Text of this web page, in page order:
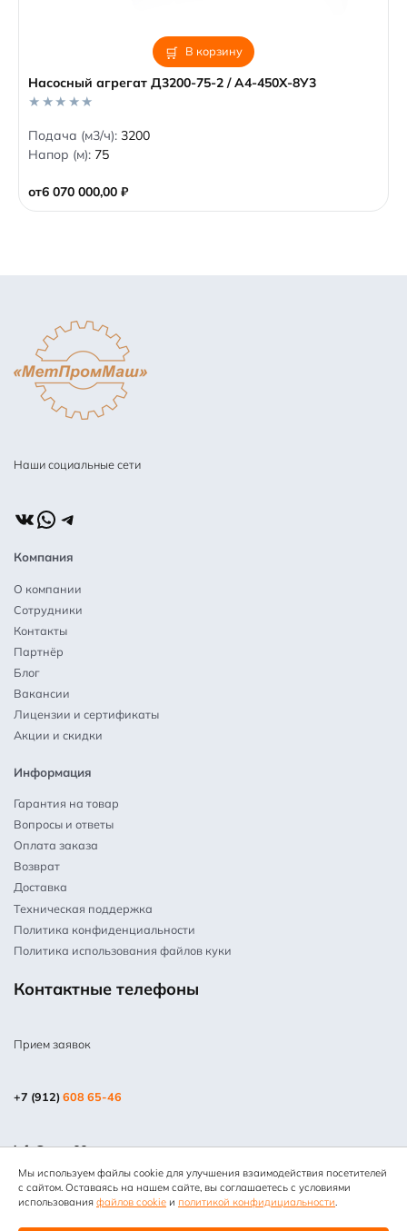
В корзину
Насосный агрегат Д3200-75-2 / А4-450Х-8У3
от6 070 000,00 ₽
0
o
u
f
5
Подача (м3/ч): 3200
Напор (м): 75
Наши социальные сети
ВКонтакте
WhatsApp
Telegram
Компания
О компании
Сотрудники
Контакты
Партнёр
Блог
Вакансии
Лицензии и сертификаты
Акции и скидки
Информация
Гарантия на товар
Вопросы и ответы
Оплата заказа
Возврат
Доставка
Техническая поддержка
Политика конфиденциальности
Политика использования файлов куки
Контактные телефоны
Прием заявок
+7 (912)608 65-46
info@mpm66.ru
© 2013-2025 Все права защищены. Копирование информации
запрещено. Информация на сайте не является публичной
Мы используем файлы cookie для улучшения взаимодействия посетителей
с сайтом. Оставаясь на нашем сайте, вы соглашаетесь с условиями
использования файлов cookie и политикой конфидициальности.